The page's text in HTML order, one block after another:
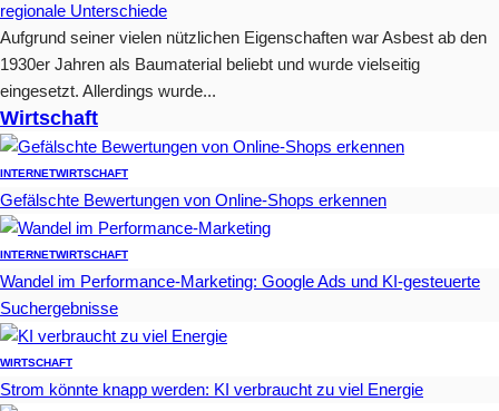
regionale Unterschiede
Aufgrund seiner vielen nützlichen Eigenschaften war Asbest ab den
1930er Jahren als Baumaterial beliebt und wurde vielseitig
eingesetzt. Allerdings wurde...
Wirtschaft
INTERNETWIRTSCHAFT
Gefälschte Bewertungen von Online-Shops erkennen
INTERNETWIRTSCHAFT
Wandel im Performance-Marketing: Google Ads und KI-gesteuerte
Suchergebnisse
WIRTSCHAFT
Strom könnte knapp werden: KI verbraucht zu viel Energie